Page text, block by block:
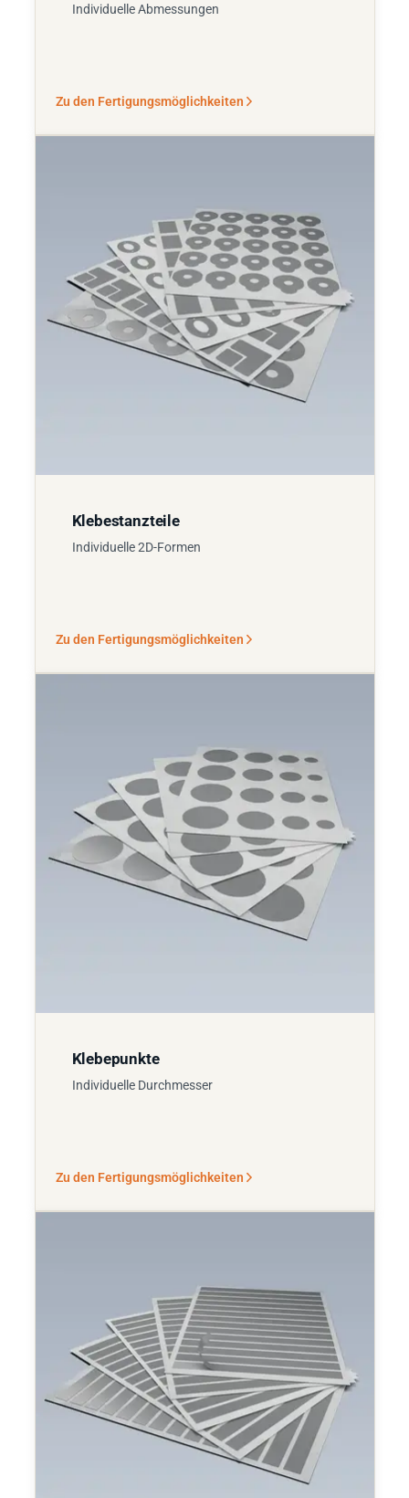
Individuelle Abmessungen
Zu den Fertigungsmöglichkeiten
Klebestanzteile
Individuelle 2D-Formen
Zu den Fertigungsmöglichkeiten
Klebepunkte
Individuelle Durchmesser
Zu den Fertigungsmöglichkeiten